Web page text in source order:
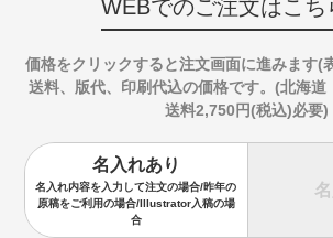
WEBでのご注文はこち
価格をクリックすると注文画面に進みます(
送料、版代、印刷代込の価格です。(北海道
送料2,750円(税込)必要)
名入れあり
名入れ内容を入力して注文の場合/昨年の
原稿をご利用の場合/Illustrator入稿の場
合